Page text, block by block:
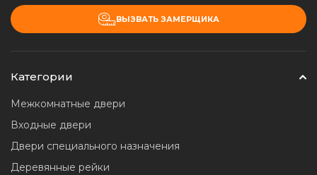
ВЫЗВАТЬ ЗАМЕРЩИКА
Категории
Межкомнатные двери
Входные двери
Двери специального назначения
Деревянные рейки